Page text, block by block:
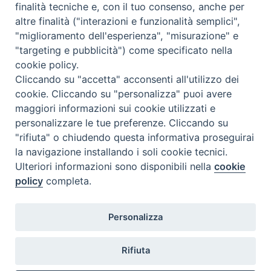
Gerusalemme-2015-PROGRAMMA
Gerusalemme-2015-RESOCONTO
da-KARNENU
finalità tecniche e, con il tuo consenso, anche per
altre finalità ("interazioni e funzionalità semplici",
"miglioramento dell'esperienza", "misurazione" e
"targeting e pubblicità") come specificato nella
cookie policy.
Cliccando su "accetta" acconsenti all'utilizzo dei
cookie. Cliccando su "personalizza" puoi avere
maggiori informazioni sui cookie utilizzati e
personalizzare le tue preferenze. Cliccando su
"rifiuta" o chiudendo questa informativa proseguirai
la navigazione installando i soli cookie tecnici.
Ulteriori informazioni sono disponibili nellacookie
policy completa.
Personalizza
Rifiuta